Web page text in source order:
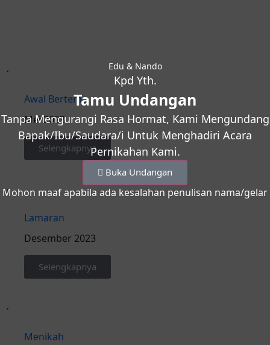
Edu & Nando
Kpd Yth.
Tamu Undangan
Tanpa Mengurangi Rasa Hormat, Kami Mengundang
Bapak/Ibu/Saudara/i Untuk Menghadiri Acara
Pernikahan Kami.
Buka Undangan
Mohon maaf apabila ada kesalahan penulisan nama/gelar
Awal Bertemu
Mei 2023
Selengkapnya
Lamaran
Desember 2023
Selengkapnya
Menikah